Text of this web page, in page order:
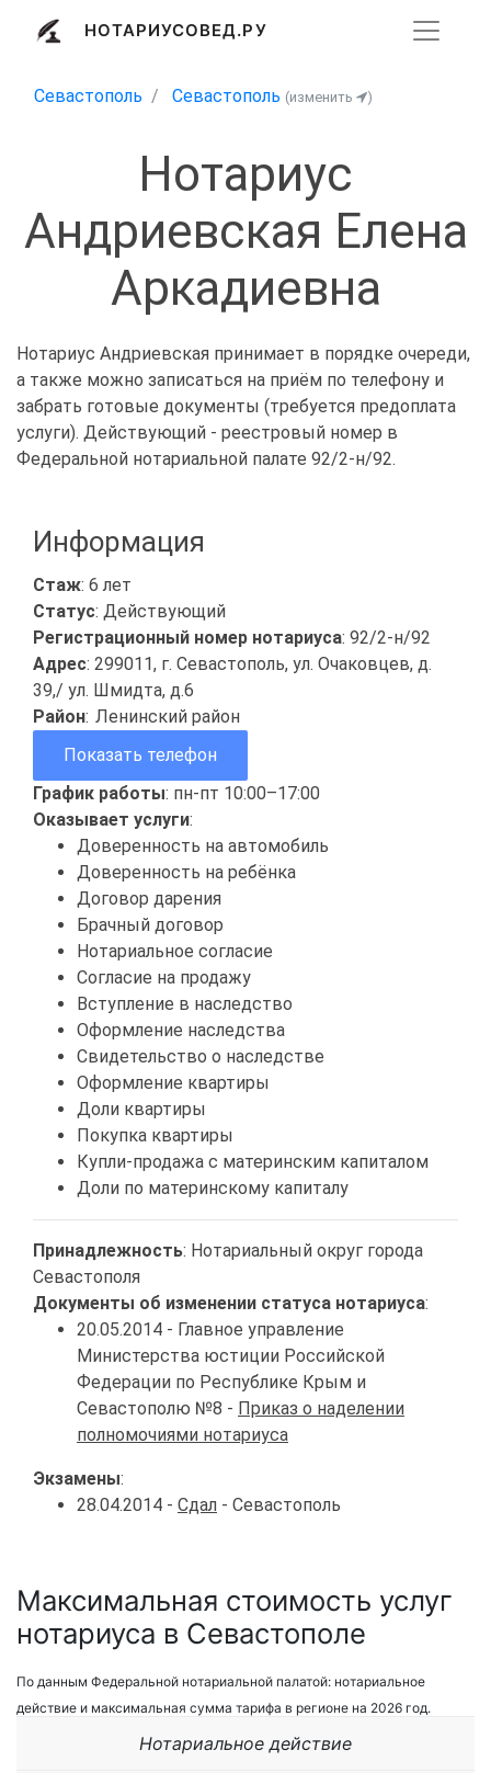
НОТАРИУСОВЕД.РУ
Севастополь Севастополь (изменить )
Нотариус
Андриевская Елена
Аркадиевна
Нотариус Андриевская принимает в порядке очереди,
а также можно записаться на приём по телефону и
забрать готовые документы (требуется предоплата
услуги). Действующий - реестровый номер в
Федеральной нотариальной палате 92/2-н/92.
Информация
Стаж: 6 лет
Статус: Действующий
Регистрационный номер нотариуса: 92/2-н/92
Адрес: 299011, г. Севастополь, ул. Очаковцев, д.
39,/ ул. Шмидта, д.6
Район: Ленинский район
Показать телефон
График работы: пн-пт 10:00–17:00
Оказывает услуги:
Доверенность на автомобиль
Доверенность на ребёнка
Договор дарения
Брачный договор
Нотариальное согласие
Согласие на продажу
Вступление в наследство
Оформление наследства
Свидетельство о наследстве
Оформление квартиры
Доли квартиры
Покупка квартиры
Купли-продажа с материнским капиталом
Доли по материнскому капиталу
Принадлежность: Нотариальный округ города
Севастополя
Документы об изменении статуса нотариуса:
20.05.2014 - Главное управление
Министерства юстиции Российской
Федерации по Республике Крым и
Севастополю №8 - Приказ о наделении
полномочиями нотариуса
Экзамены:
28.04.2014 - Сдал - Севастополь
Максимальная стоимость услуг
нотариуса в Севастополе
По данным Федеральной нотариальной палатой: нотариальное
действие и максимальная сумма тарифа в регионе на 2026 год.
Нотариальное действие